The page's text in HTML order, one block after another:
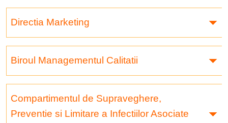
Directia Marketing
Biroul Managementul Calitatii
Compartimentul de Supraveghere,
Preventie si Limitare a Infectiilor Asociate